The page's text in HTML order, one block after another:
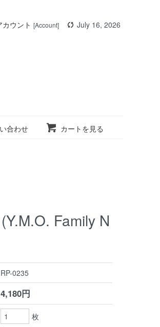
カウント [Account] July 16, 2026
合わせ カートを見る
Family N
RP-0235
4,180円
枚